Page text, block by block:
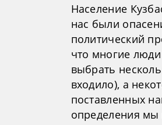
Население
нас были
политический
что многие
выбрать
входило), а
поставленных
определения мы